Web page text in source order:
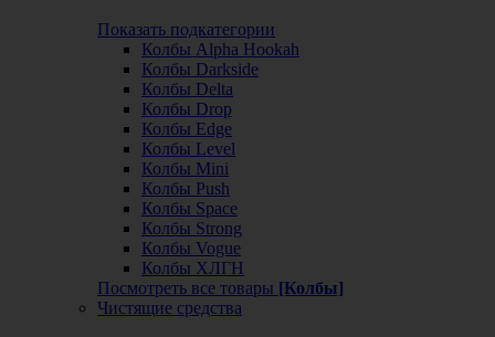
Показать подкатегории
Колбы Alpha Hookah
Колбы Darkside
Колбы Delta
Колбы Drop
Колбы Edge
Колбы Level
Колбы Mini
Колбы Push
Колбы Space
Колбы Strong
Колбы Vogue
Колбы ХЛГН
Посмотреть все товары [Колбы]
Чистящие средства